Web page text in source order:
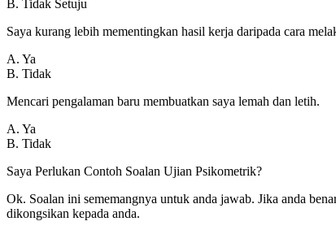
B. Tidak Setuju
Saya kurang lebih mementingkan hasil kerja daripada cara
A. Ya
B. Tidak
Mencari pengalaman baru membuatkan saya lemah dan letih.
A. Ya
B. Tidak
Saya Perlukan Contoh Soalan Ujian Psikometrik?
Ok. Soalan ini sememangnya untuk anda jawab. Jika anda
dikongsikan kepada anda.